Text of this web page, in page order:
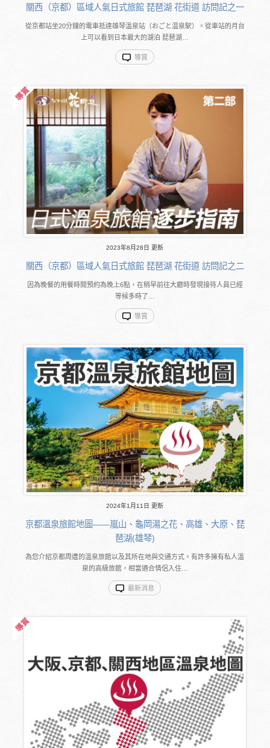
關西（京都）區域人氣日式旅館 琵琶湖 花街道 訪問記之一
從京都站坐20分鐘的電車抵達雄琴溫泉站（おごと温泉駅）。從車站的月台
上可以看到日本最大的湖泊 琵琶湖…
導賞
2023年8月28日 更新
關西（京都）區域人氣日式旅館 琵琶湖 花街道 訪問記之二
因為晚餐的用餐時間預約為晚上6點，在稍早前往大廳時發現接待人員已經
等候多時了…
導賞
2024年1月11日 更新
京都溫泉旅館地圖――嵐山、龜岡湯之花、高雄、大原、琵
琶湖(雄琴)
為您介紹京都周遭的溫泉旅館以及其所在地與交通方式。有許多擁有私人溫
泉的高級旅館，相當適合情侶入住…
最新消息